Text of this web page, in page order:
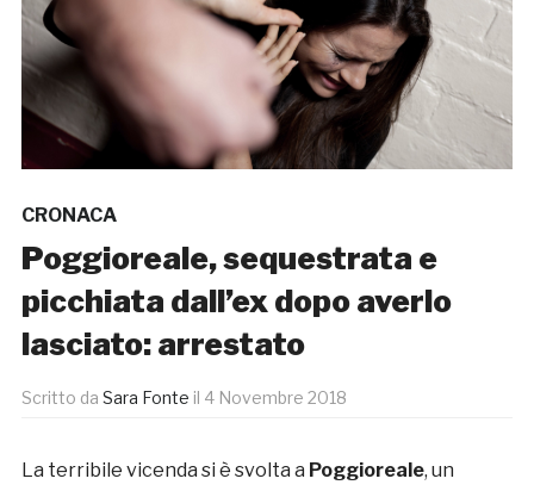
CRONACA
Poggioreale, sequestrata e
picchiata dall’ex dopo averlo
lasciato: arrestato
Scritto da Sara Fonte il 4 Novembre 2018
La terribile vicenda si è svolta a Poggioreale, un